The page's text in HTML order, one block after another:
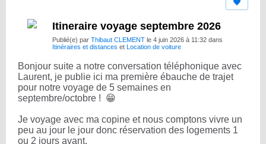
Itineraire voyage septembre 2026
Publié(e) par Thibaut CLEMENT le 4 juin 2026 à 11:32 dans
Itinéraires et distances et Location de voiture
Bonjour suite a notre conversation téléphonique avec
Laurent, je publie ici ma première ébauche de trajet
pour notre voyage de 5 semaines en
septembre/octobre ! 😁
Je voyage avec ma copine et nous comptons vivre un
peu au jour le jour donc réservation des logements 1
ou 2 jours avant.